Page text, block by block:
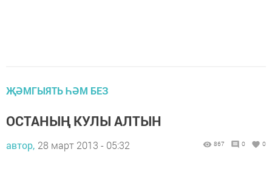
ҖӘМГЫЯТЬ ҺӘМ БЕЗ
ОСТАНЫҢ КУЛЫ АЛТЫН
автор, 28 март 2013 - 05:32 867 0 0